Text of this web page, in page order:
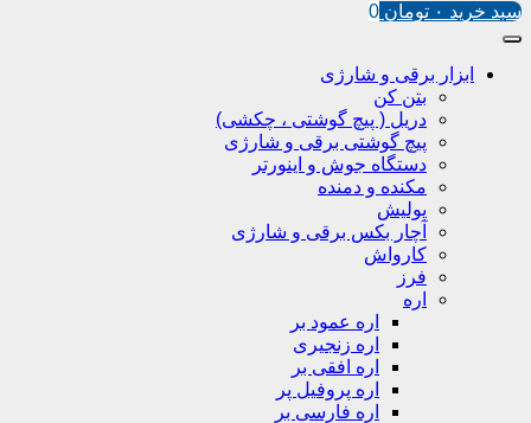
سبد خرید ۰ تومان 0
ابزار برقی و شارژی
بتن کن
دریل ( پیچ گوشتی ، چکشی)
پیچ گوشتی برقی و شارژی
دستگاه جوش و اینورتر
مکنده و دمنده
پولیش
آچار بکس برقی و شارژی
کارواش
فرز
اره
اره عمود بر
اره زنجیری
اره افقی بر
اره پروفیل پر
اره فارسی بر